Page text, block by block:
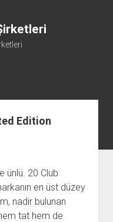
Edition
ünlü. 20 Club
en üst düzey
nadir bulunan
tat hem de